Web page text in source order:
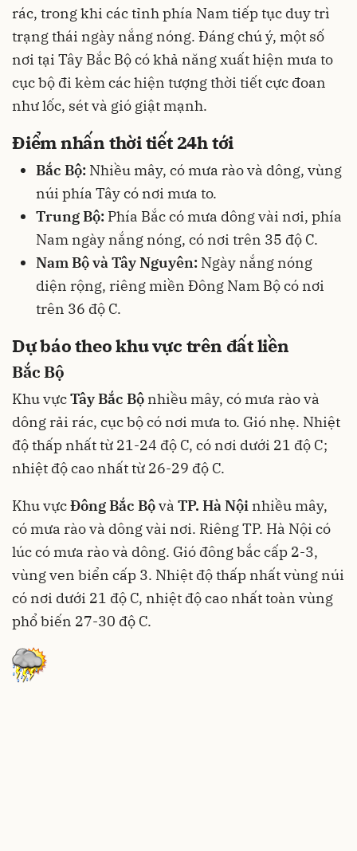
rác, trong khi các tỉnh phía Nam tiếp tục duy trì
trạng thái ngày nắng nóng. Đáng chú ý, một số
nơi tại Tây Bắc Bộ có khả năng xuất hiện mưa to
cục bộ đi kèm các hiện tượng thời tiết cực đoan
như lốc, sét và gió giật mạnh.
Điểm nhấn thời tiết 24h tới
Bắc Bộ: Nhiều mây, có mưa rào và dông, vùng
núi phía Tây có nơi mưa to.
Trung Bộ: Phía Bắc có mưa dông vài nơi, phía
Nam ngày nắng nóng, có nơi trên 35 độ C.
Nam Bộ và Tây Nguyên: Ngày nắng nóng
diện rộng, riêng miền Đông Nam Bộ có nơi
trên 36 độ C.
Dự báo theo khu vực trên đất liền
Bắc Bộ
Khu vựcTây Bắc Bộ nhiều mây, có mưa rào và
dông rải rác, cục bộ có nơi mưa to. Gió nhẹ. Nhiệt
độ thấp nhất từ 21-24 độ C, có nơi dưới 21 độ C;
nhiệt độ cao nhất từ 26-29 độ C.
Khu vựcĐông Bắc Bộvà TP. Hà Nội nhiều mây,
có mưa rào và dông vài nơi. Riêng TP. Hà Nội có
lúc có mưa rào và dông. Gió đông bắc cấp 2-3,
vùng ven biển cấp 3. Nhiệt độ thấp nhất vùng núi
có nơi dưới 21 độ C, nhiệt độ cao nhất toàn vùng
phổ biến 27-30 độ C.